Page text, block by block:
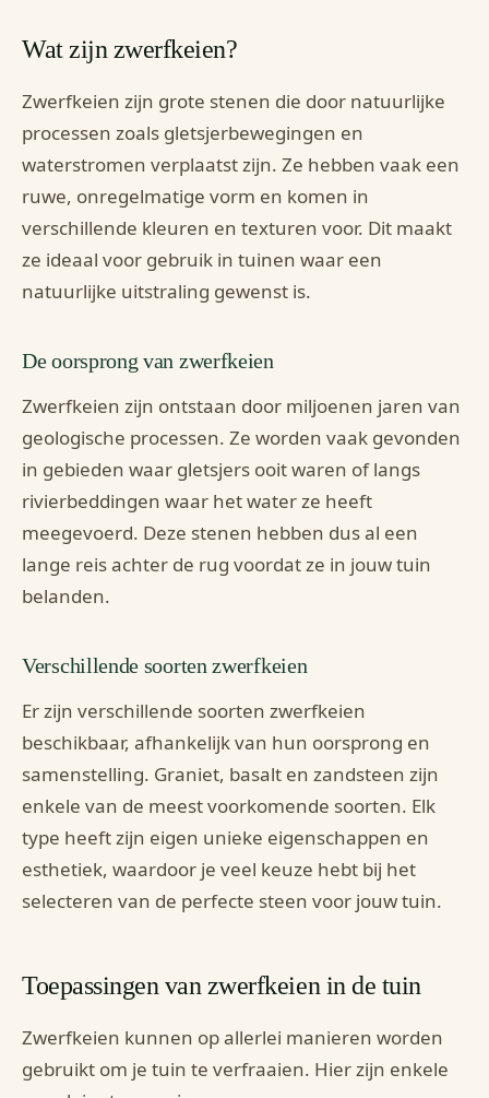
Wat zijn zwerfkeien?
Zwerfkeien zijn grote stenen die door natuurlijke
processen zoals gletsjerbewegingen en
waterstromen verplaatst zijn. Ze hebben vaak een
ruwe, onregelmatige vorm en komen in
verschillende kleuren en texturen voor. Dit maakt
ze ideaal voor gebruik in tuinen waar een
natuurlijke uitstraling gewenst is.
De oorsprong van zwerfkeien
Zwerfkeien zijn ontstaan door miljoenen jaren van
geologische processen. Ze worden vaak gevonden
in gebieden waar gletsjers ooit waren of langs
rivierbeddingen waar het water ze heeft
meegevoerd. Deze stenen hebben dus al een
lange reis achter de rug voordat ze in jouw tuin
belanden.
Verschillende soorten zwerfkeien
Er zijn verschillende soorten zwerfkeien
beschikbaar, afhankelijk van hun oorsprong en
samenstelling. Graniet, basalt en zandsteen zijn
enkele van de meest voorkomende soorten. Elk
type heeft zijn eigen unieke eigenschappen en
esthetiek, waardoor je veel keuze hebt bij het
selecteren van de perfecte steen voor jouw tuin.
Toepassingen van zwerfkeien in de tuin
Zwerfkeien kunnen op allerlei manieren worden
gebruikt om je tuin te verfraaien. Hier zijn enkele